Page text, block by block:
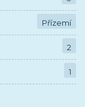
Přízemí
2
1